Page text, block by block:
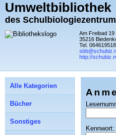
Umweltbibliothek
des
Am Freibad 19
35216
Tel.
http://
Kennwort:
Alle Kategorien
Bücher
Sonstiges